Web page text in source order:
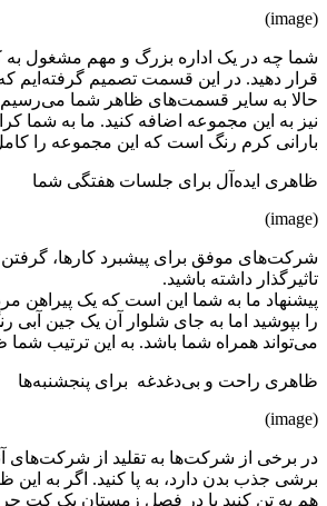
(image)
شما چه در یک اداره بزرگ و مهم مشغول به
قرار دهید. در این قسمت تصمیم
حالا به سایر قسمت‌های ظاهر شما می‌رسیم.
نیز به این مجموعه اضافه کنید. ما به شما
بارانی کرم رنگ است که این مجموعه را
ظاهری ایده‌آل برای جلسات هفتگی شما
(image)
شرکت‌های موفق برای پیشبرد کارها،
تاثیرگذار داشته باشید.
پیشنهاد ما به شما این است که یک پیراهن
را بپوشید اما به جای شلوار آن یک جین
می‌تواند همراه شما باشد. به این ترتیب
ظاهری راحت و بی‌دغدغه برای پنجشنبه‌ها
(image)
در برخی از شرکت‌ها به تقلید از شرکت‌های
برشی جذب بدن دارد، به پا کنید. اگر به
هم به تن کنید یا در فصل زمستان یک کت